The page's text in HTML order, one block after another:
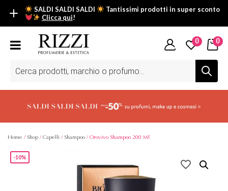
SALDI SALDI SALDI
Tantissimi prodotti in super sconto
Clicca qui!
SALDI SALDI SALDI
Fino al -50% su tantissimi prodotti beauty nella sezione saldi: il
Scopri tutti i prodotti in super saldo!Clicca qui
prodotti
0 0
Home / Shop / Capelli / Shampoo / Orovivo Shampoo 200 Ml
-10%